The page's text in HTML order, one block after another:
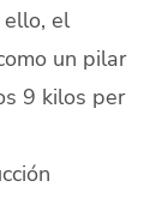
ello, el
un pilar
9 kilos per